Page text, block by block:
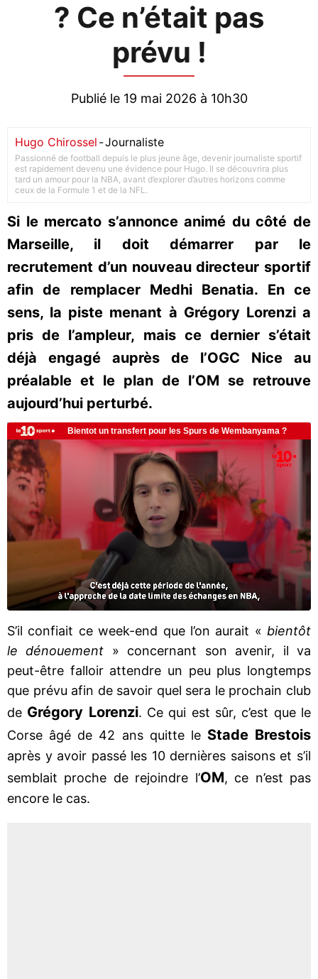
? Ce n’était pas
prévu !
Publié le 19 mai 2026 à 10h30
Hugo Chirossel -Journaliste
Passionné de football depuis le plus jeune âge, devenir journaliste sportif
est rapidement devenu une évidence pour Hugo. Il se découvrira plus
tard un amour pour la NBA, avant d’explorer d’autres horizons comme
ceux de la Formule 1 et de la NFL.
Si le mercato s’annonce animé du côté de
Marseille, il doit démarrer par le
recrutement d’un nouveau directeur sportif
afin de remplacer Medhi Benatia. En ce
sens, la piste menant à Grégory Lorenzi a
pris de l’ampleur, mais ce dernier s’était
déjà engagé auprès de l’OGC Nice au
préalable et le plan de l’OM se retrouve
aujourd’hui perturbé.
S’il confiait ce week-end que l’on aurait « bientôt
le dénouement » concernant son avenir, il va
peut-être falloir attendre un peu plus longtemps
que prévu afin de savoir quel sera le prochain club
de Grégory Lorenzi. Ce qui est sûr, c’est que le
Corse âgé de 42 ans quitte le Stade Brestois
après y avoir passé les 10 dernières saisons et s’il
semblait proche de rejoindre l’OM, ce n’est pas
encore le cas.